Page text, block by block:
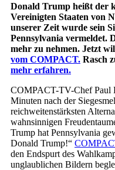
Donald Trump heißt der
Vereinigten Staaten von
unserer Zeit wurde sein
Pennsylvania vermeldet.
mehr zu nehmen. Jetzt
vom COMPACT. Rasch
mehr erfahren.
COMPACT-TV-Chef Paul
Minuten nach der
reichweitenstärksten
wahnsinnigen
Trump hat Pennsylvania
Donald Trump!“
den Endspurt des
unglaublichen Bildern